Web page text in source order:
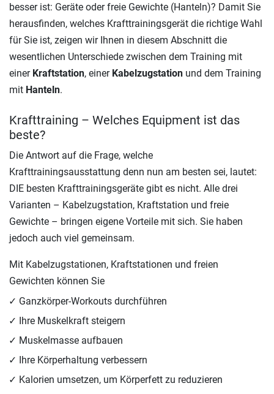
besser ist: Geräte oder freie Gewichte (Hanteln)? Damit Sie
herausfinden, welches Krafttrainingsgerät die richtige Wahl
für Sie ist, zeigen wir Ihnen in diesem Abschnitt die
wesentlichen Unterschiede zwischen dem Training mit
einer Kraftstation, einer Kabelzugstation und dem Training
mit Hanteln.
Krafttraining – Welches Equipment ist das
beste?
Die Antwort auf die Frage, welche
Krafttrainingsausstattung denn nun am besten sei, lautet:
DIE besten Krafttrainingsgeräte gibt es nicht. Alle drei
Varianten – Kabelzugstation, Kraftstation und freie
Gewichte – bringen eigene Vorteile mit sich. Sie haben
jedoch auch viel gemeinsam.
Mit Kabelzugstationen, Kraftstationen und freien
Gewichten können Sie
Ganzkörper-Workouts durchführen
Ihre Muskelkraft steigern
Muskelmasse aufbauen
Ihre Körperhaltung verbessern
Kalorien umsetzen, um Körperfett zu reduzieren